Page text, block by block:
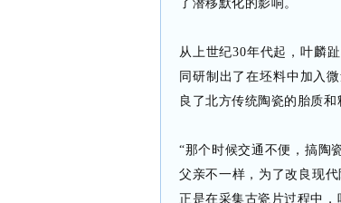
了潜移默化的影响。
从上世纪30年代起，叶麟
同研制出了在坯料中加入
良了北方传统陶瓷的胎质和
“那个时候交通不便，搞陶
父亲不一样，为了改良现
正是在采集古瓷片过程中，